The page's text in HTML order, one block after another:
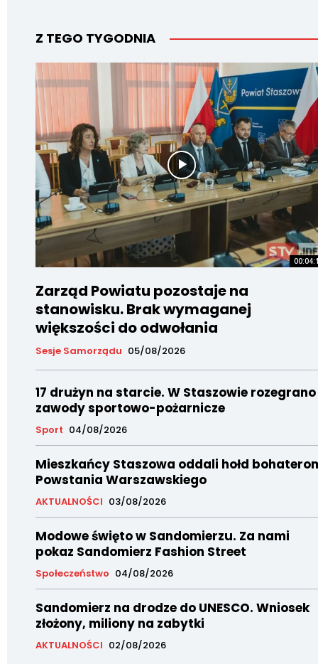
Z TEGO TYGODNIA
Zarząd Powiatu pozostaje na
stanowisku. Brak wymaganej
większości do odwołania
Sesje Samorządu 05/08/2026
17 drużyn na starcie. W Staszowie rozegrano
zawody sportowo-pożarnicze
Sport 04/08/2026
Mieszkańcy Staszowa oddali hołd
Powstania Warszawskiego
AKTUALNOŚCI 03/08/2026
Modowe święto w Sandomierzu. Za nami
pokaz Sandomierz Fashion Street
Społeczeństwo 04/08/2026
Sandomierz na drodze do UNESCO. Wniosek
złożony, miliony na zabytki
AKTUALNOŚCI 02/08/2026